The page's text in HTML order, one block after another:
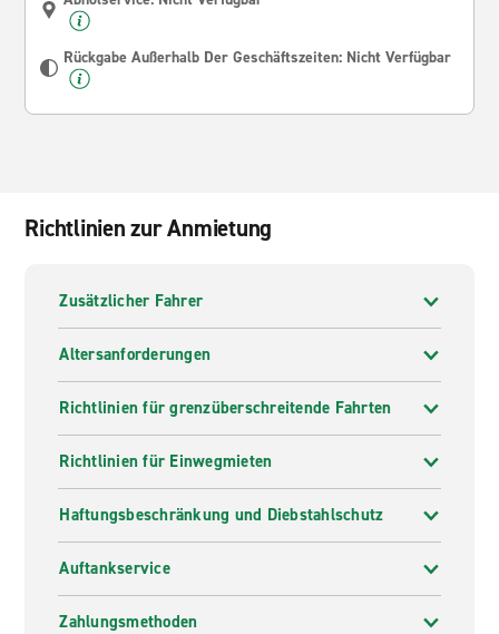
Rückgabe Außerhalb Der Geschäftszeiten: Nicht Verfügbar
Richtlinien zur Anmietung
Zusätzlicher Fahrer
Altersanforderungen
Richtlinien für grenzüberschreitende Fahrten
Richtlinien für Einwegmieten
Haftungsbeschränkung und Diebstahlschutz
Auftankservice
Zahlungsmethoden